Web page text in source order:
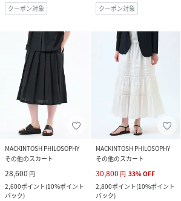
クーポン対象
クーポン対象
MACKINTOSH PHILOSOPHY
その他のスカート
28,600 円
2,600ポイント(10%ポイント
バック)
MACKINTOSH PHILOSOPHY
その他のスカート
30,800 円 33%OFF
2,800ポイント(10%ポイント
バック)